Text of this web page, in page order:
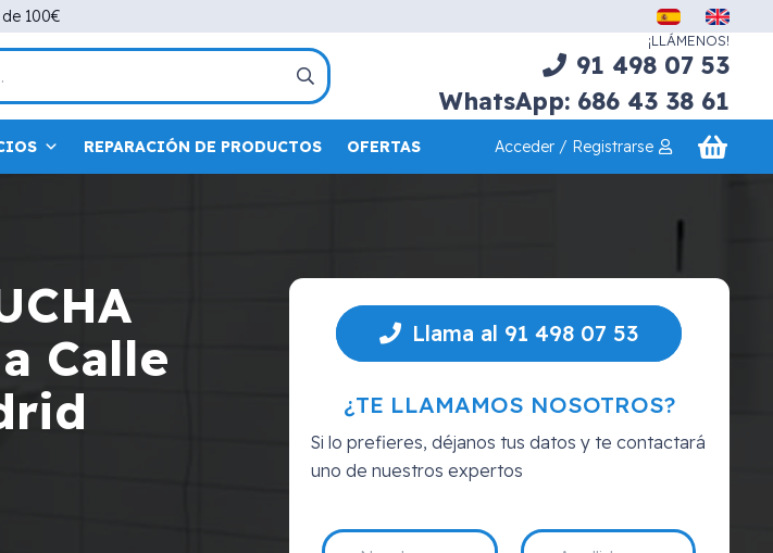
100€
¡LLÁMENOS!
91 498 07 53
WhatsApp: 686 43 38 61
REPARACIÓN DE PRODUCTOS OFERTAS Acceder / Registrarse
Calle
Llama al 91 498 07 53
¿TE LLAMAMOS NOSOTROS?
Si lo prefieres, déjanos tus datos y te contactará
uno de nuestros expertos